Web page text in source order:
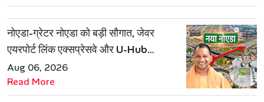
नोएडा-ग्रेटर नोएडा को बड़ी सौगात, जेवर
एयरपोर्ट लिंक एक्सप्रेसवे और U-Hub
प्रोजेक्ट को मिली मंजूरी
Aug 06, 2026
Read More